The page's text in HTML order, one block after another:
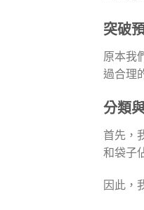
突破
原本我
過合理
分類
首先，
和袋子
因此，